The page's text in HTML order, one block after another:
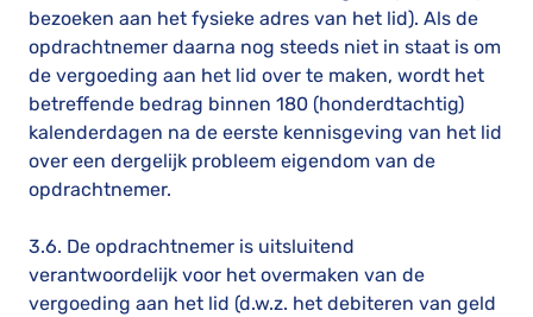
bezoeken aan het fysieke adres van het lid). Als de
opdrachtnemer daarna nog steeds niet in staat is om
de vergoeding aan het lid over te maken, wordt het
betreffende bedrag binnen 180 (honderdtachtig)
kalenderdagen na de eerste kennisgeving van het lid
over een dergelijk probleem eigendom van de
opdrachtnemer.
3.6. De opdrachtnemer is uitsluitend
verantwoordelijk voor het overmaken van de
vergoeding aan het lid (d.w.z. het debiteren van geld